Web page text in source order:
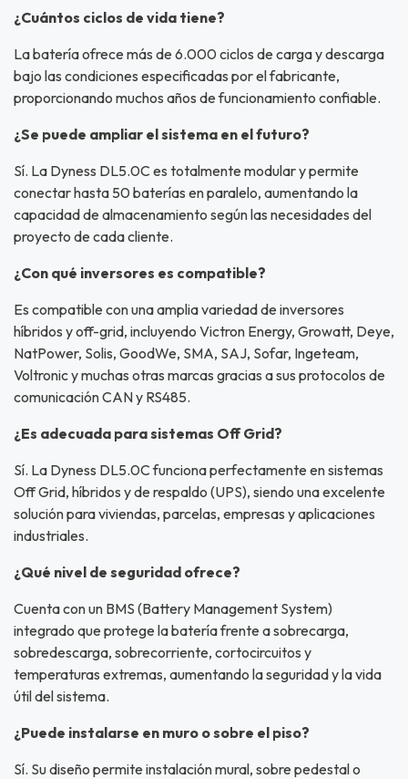
¿Cuántos ciclos de vida tiene?
La batería ofrece más de 6.000 ciclos de carga y descarga
bajo las condiciones especificadas por el fabricante,
proporcionando muchos años de funcionamiento confiable.
¿Se puede ampliar el sistema en el futuro?
Sí. La Dyness DL5.0C es totalmente modular y permite
conectar hasta 50 baterías en paralelo, aumentando la
capacidad de almacenamiento según las necesidades del
proyecto de cada cliente.
¿Con qué inversores es compatible?
Es compatible con una amplia variedad de inversores
híbridos y off-grid, incluyendo Victron Energy, Growatt, Deye,
NatPower, Solis, GoodWe, SMA, SAJ, Sofar, Ingeteam,
Voltronic y muchas otras marcas gracias a sus protocolos de
comunicación CAN y RS485.
¿Es adecuada para sistemas Off Grid?
Sí. La Dyness DL5.0C funciona perfectamente en sistemas
Off Grid, híbridos y de respaldo (UPS), siendo una excelente
solución para viviendas, parcelas, empresas y aplicaciones
industriales.
¿Qué nivel de seguridad ofrece?
Cuenta con un BMS (Battery Management System)
integrado que protege la batería frente a sobrecarga,
sobredescarga, sobrecorriente, cortocircuitos y
temperaturas extremas, aumentando la seguridad y la vida
útil del sistema.
¿Puede instalarse en muro o sobre el piso?
Sí. Su diseño permite instalación mural, sobre pedestal o